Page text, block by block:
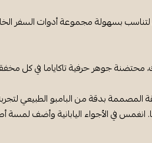
بسهولة مجموعة أدوات السفر
محتضنة جوهر حرفية تاكاياما في كل
ياباني أصيل مع تشاسن تاكاياما - مخفقة البامبو - تابي ١، المخفقة المصممة بدقة من
انغمس في الأجواء اليابانية وأضف لمسة